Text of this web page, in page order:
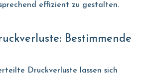
effizient zu gestalten.
Druckverluste lassen sich